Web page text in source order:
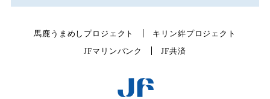
馬鹿うまめしプロジェクト
キリン絆プロジェクト
JFマリンバンク
JF共済